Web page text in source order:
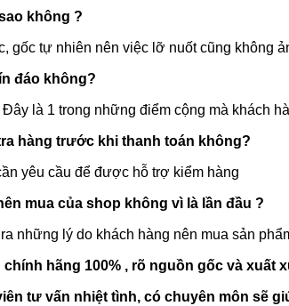
không ?
gốc tự nhiên nên việc lỡ nuốt cũng không
đáo không?
là 1 trong những điểm cộng mà khách
hàng trước khi thanh toán không?
yêu cầu để được hỗ trợ kiểm hàng
mua của shop không vì là lần đầu ?
những lý do khách hàng nên mua sản
hãng 100% , rõ nguồn gốc và xuất
tư vấn nhiệt tình, có chuyên môn sẽ